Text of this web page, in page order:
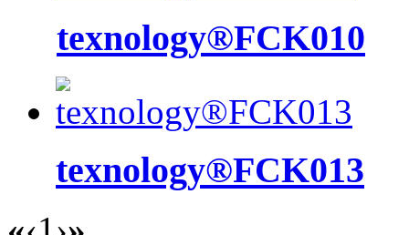
texnology®FCK010
texnology®FCK013